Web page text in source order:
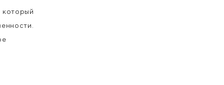
который